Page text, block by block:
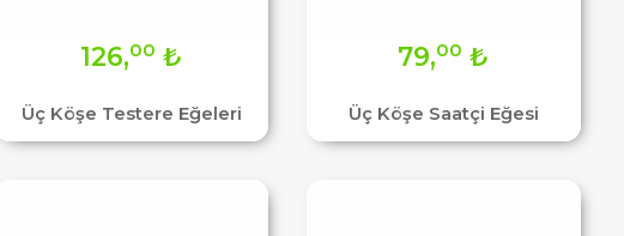
Üç Köşe Testere Eğeleri
126,00 ₺
Üç Köşe Saatçi Eğesi
79,00 ₺